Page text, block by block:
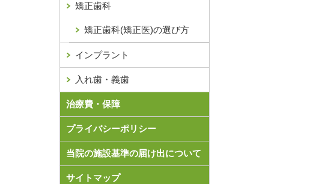
矯正歯科
矯正歯科(矯正医)の選び方
インプラント
入れ歯・義歯
治療費・保障
プライバシーポリシー
当院の施設基準の届け出について
サイトマップ